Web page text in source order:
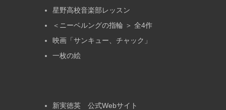
星野高校音楽部レッスン
＜ニーベルングの指輪 ＞ 全4作
映画「サンキュー、チャック」
一枚の絵
新実徳英 公式Webサイト